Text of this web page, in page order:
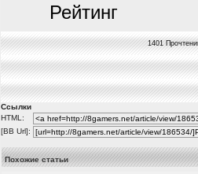
Рейтинг
1401
Ссылки
HTML:
[BB Url]:
Похожие статьи